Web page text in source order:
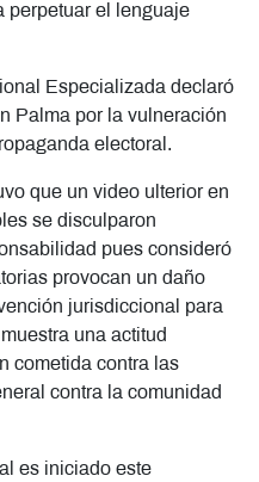
perpetuar el lenguaje
Especializada declaró
Palma por la vulneración
electoral.
que un video ulterior en
se disculparon
pues consideró
provocan un daño
jurisdiccional para
una actitud
cometida contra las
contra la comunidad
es iniciado este